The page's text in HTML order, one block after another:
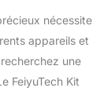
nécessite
appareils et
une
FeiyuTech Kit